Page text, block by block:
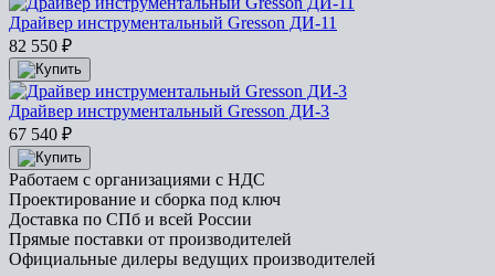
Драйвер инструментальный Gresson ДИ-11
82 550 ₽
Драйвер инструментальный Gresson ДИ-3
67 540 ₽
Работаем с организациями с НДС
Проектирование и сборка под ключ
Доставка по СПб и всей России
Прямые поставки от производителей
Официальные дилеры ведущих производителей